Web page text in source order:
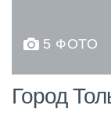
5 ФОТО
Город